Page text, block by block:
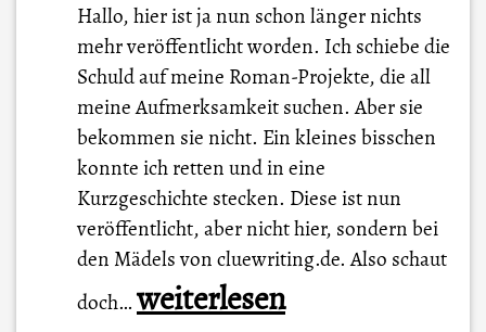
Hallo, hier ist ja nun schon länger nichts
mehr veröffentlicht worden. Ich schiebe die
Schuld auf meine Roman-Projekte, die all
meine Aufmerksamkeit suchen. Aber sie
bekommen sie nicht. Ein kleines bisschen
konnte ich retten und in eine
Kurzgeschichte stecken. Diese ist nun
veröffentlicht, aber nicht hier, sondern bei
den Mädels von cluewriting.de. Also schaut
doch…A
weiterlesen